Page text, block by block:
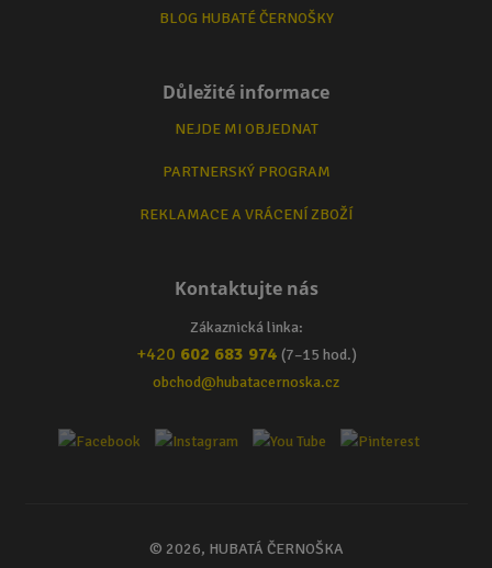
BLOG HUBATÉ ČERNOŠKY
Důležité informace
NEJDE MI OBJEDNAT
PARTNERSKÝ PROGRAM
REKLAMACE A VRÁCENÍ ZBOŽÍ
Kontaktujte nás
Zákaznická linka:
+420 602 683 974 (7–15 hod.)
obchod@hubatacernoska.cz
© 2026, HUBATÁ ČERNOŠKA